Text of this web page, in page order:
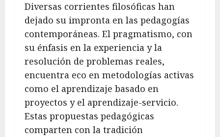
Diversas corrientes filosóficas han
dejado su impronta en las pedagogías
contemporáneas. El pragmatismo, con
su énfasis en la experiencia y la
resolución de problemas reales,
encuentra eco en metodologías activas
como el aprendizaje basado en
proyectos y el aprendizaje-servicio.
Estas propuestas pedagógicas
comparten con la tradición